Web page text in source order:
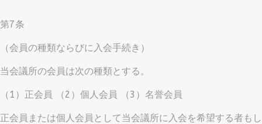
第7条
（会員の種類ならびに入会手続き）
当会議所の会員は次の種類とする。
（1）正会員 （2）個人会員 （3）名誉会員
正会員または個人会員として当会議所に入会を希望する者もし